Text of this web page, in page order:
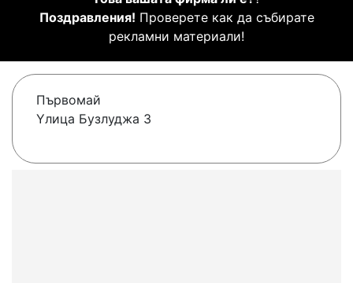
Поздравления! Проверете как да събирате
рекламни материали!
Първомай
Yлица Бузлуджа 3